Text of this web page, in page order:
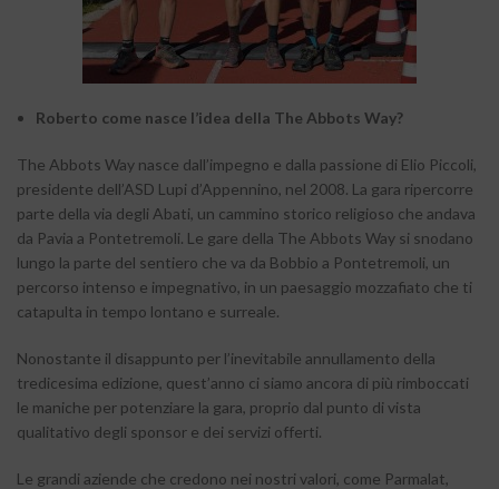
Roberto come nasce l’idea della The Abbots Way?
The Abbots Way nasce dall’impegno e dalla passione di Elio Piccoli,
presidente dell’ASD Lupi d’Appennino, nel 2008. La gara ripercorre
parte della via degli Abati, un cammino storico religioso che andava
da Pavia a Pontetremoli. Le gare della The Abbots Way si snodano
lungo la parte del sentiero che va da Bobbio a Pontetremoli, un
percorso intenso e impegnativo, in un paesaggio mozzafiato che ti
catapulta in tempo lontano e surreale.
Nonostante il disappunto per l’inevitabile annullamento della
tredicesima edizione, quest’anno ci siamo ancora di più rimboccati
le maniche per potenziare la gara, proprio dal punto di vista
qualitativo degli sponsor e dei servizi offerti.
Le grandi aziende che credono nei nostri valori, come Parmalat,